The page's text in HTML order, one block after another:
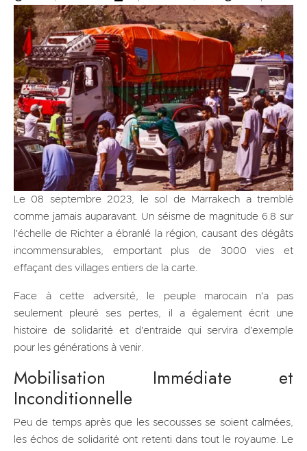
Le 08 septembre 2023, le sol de Marrakech a tremblé
comme jamais auparavant. Un séisme de magnitude 6.8 sur
l'échelle de Richter a ébranlé la région, causant des dégâts
incommensurables, emportant plus de 3000 vies et
effaçant des villages entiers de la carte.
Face à cette adversité, le peuple marocain n'a pas
seulement pleuré ses pertes, il a également écrit une
histoire de solidarité et d'entraide qui servira d'exemple
pour les générations à venir.
Mobilisation Immédiate et
Inconditionnelle
Peu de temps après que les secousses se soient calmées,
les échos de solidarité ont retenti dans tout le royaume. Le